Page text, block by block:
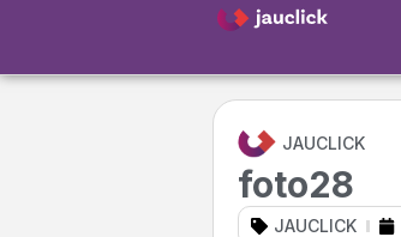
JAUCLICK
foto28
JAUCLICK